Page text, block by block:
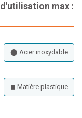
max :
⬤ Acier inoxydable
◼ Matière plastique